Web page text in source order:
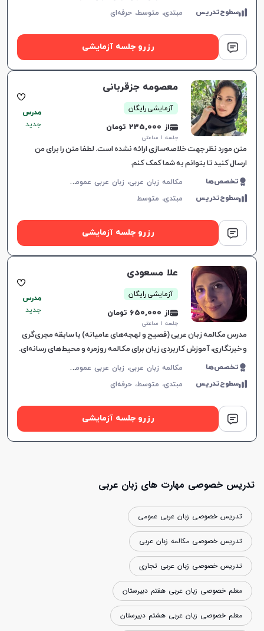
سطوح‌تدریس مبتدی، متوسط،حرفه‌ای
رزرو جلسه آزمایشی
معصومه جزقربانی
آزمایشی رایگان
از 235,000 تومان
جلسه ۱ ساعتی
مدرس
جدید
متن مورد نظر جهت خلاصه‌سازی ارائه نشده است. لطفا متن را برای من
ارسال کنید تا بتوانم به شما کمک کنم.
تخصص‌ها م
کالمه زبان عربی، زبان عربی عمومی، زبان عربی کودکان، زبان عربی هفتم دبیرستان، زبان عربی هشتم دبیرستان، زبان عربی نهم دبیرستان، زبان عربی دهم دبیرستان، زبان عربی یازدهم دبیرستان، زبان عربی دوازدهم دبیرستان، زبان عربی کنکور سراسری، عربی فصیح
سطوح‌تدریس مبتدی، متوسط
رزرو جلسه آزمایشی
علا مسعودى
آزمایشی رایگان
از 650,000 تومان
جلسه ۱ ساعتی
مدرس
جدید
مدرس مکالمه زبان عربی (فصیح و لهجه‌های عامیانه) با سابقه مجری‌گری
و خبرنگاری، آموزش کاربردی زبان برای مکالمه روزمره و محیط‌های رسانه‌ای.
تخصص‌ها م
کالمه زبان عربی، زبان عربی عمومی، زبان عربی کودکان، لهجه عراقی، عربی فصیح، زبان عربی تجاری، زبان عربی هفتم دبیرستان، زبان عربی هشتم دبیرستان، زبان عربی نهم دبیرستان
سطوح‌تدریس مبتدی، متوسط،حرفه‌ای
رزرو جلسه آزمایشی
تدریس خصوصی مهارت های زبان عربی
تدریس خصوصی زبان عربی عمومی
تدریس خصوصی مکالمه زبان عربی
تدریس خصوصی زبان عربی تجاری
معلم خصوصی زبان عربی هفتم دبیرستان
معلم خصوصی زبان عربی هشتم دبیرستان